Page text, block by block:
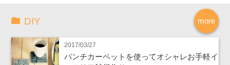
more
DIY
2017/03/27
パンチカーペットを使ってオシャレお手軽イ